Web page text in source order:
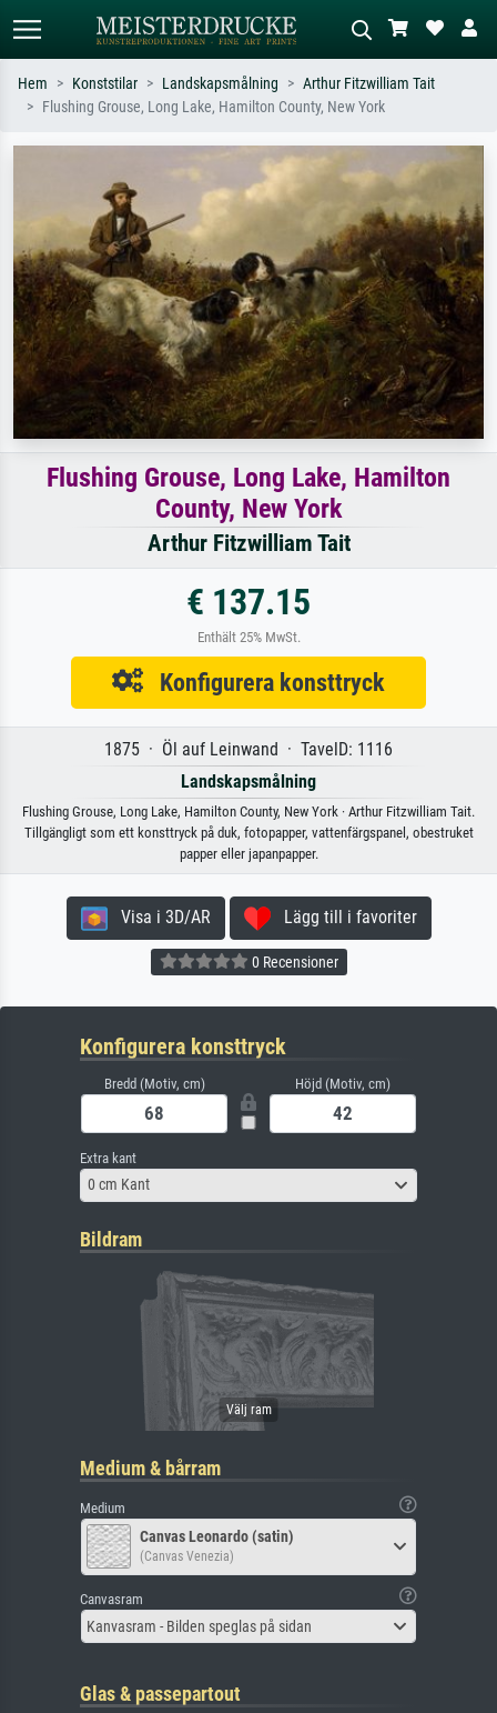
t.ex. Monet, Stjärnenatt,
impressionism, Hokusai-våg, naken.
Beskriv scenen – t.ex. grön äng,
abstrakt med mycket rött, mörk
oljemålning, stående naken bredvid ett
träd.
Hem Konststilar Landskapsmålning
Arthur Fitzwilliam Tait
Flushing Grouse, Long Lake, Hamilton County, New York
Flushing Grouse, Long Lake, Hamilton
County, New York
Arthur Fitzwilliam Tait
€ 137.15
Enthält 25% MwSt.
Konfigurera konsttryck
1875 · Öl auf Leinwand · TavelD: 1116
Landskapsmålning
Flushing Grouse, Long Lake, Hamilton County, New York · Arthur Fitzwilliam Tait.
Tillgängligt som ett konsttryck på duk, fotopapper, vattenfärgspanel, obestruket
papper eller japanpapper.
Visa i 3D/AR Lägg till i favoriter
0 Recensioner
Konfigurera konsttryck
Bredd (Motiv, cm) Höjd (Motiv, cm)
Extra kant
0 cm Kant
Bildram
Medium & bårram
Medium
Canvas Leonardo (satin)
(Canvas Venezia)
Canvasram
Kanvasram - Bilden speglas på sidan
Glas & passepartout